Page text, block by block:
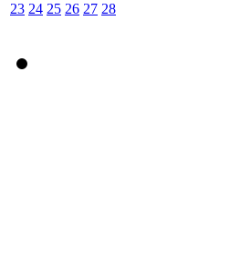
23 24 25 26 27 28